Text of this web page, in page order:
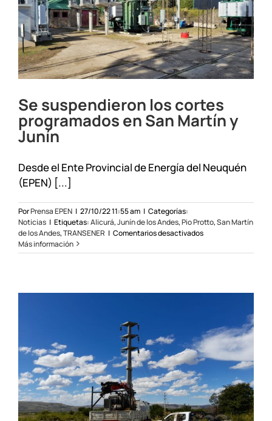
el
lunes
habrá
corte
en
Junín
Se suspendieron los cortes
programados en San Martín y
Junín
Desde el Ente Provincial de Energía del Neuquén
(EPEN) [...]
PorPrensa EPEN | 27/10/22 11:55 am | Categorías:
Noticias | Etiquetas:Alicurá,Junín de los Andes,Pio Protto,San Martín
de los Andes,TRANSENER | Comentarios desactivadosen
suspendieron
y
Junín
Más información